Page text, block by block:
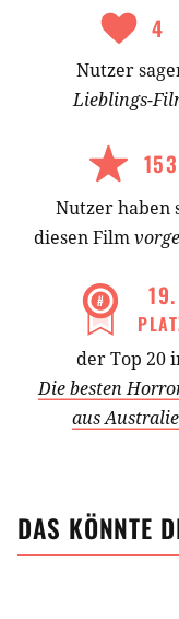
4
Nutzer
Lieblings-
153
Nutzerhaben
diesen Film
19.
der Top 20
Die besten
aus
DAS KÖNNTE